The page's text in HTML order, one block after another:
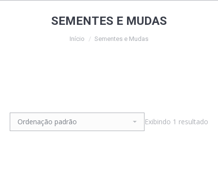
SEMENTES E MUDAS
Início Sementes e Mudas
Exibindo 1 resultado